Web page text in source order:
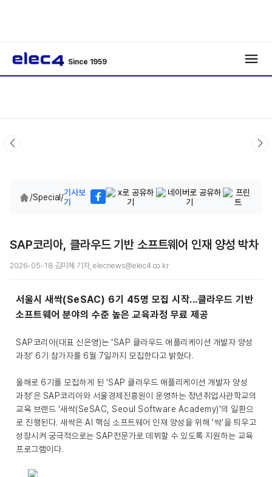
Since 1959
/Special/기사보
기
SAP코리아, 클라우드 기반 소프트웨어 인재 양성 박차
2026-05-18 김미혜 기자, elecnews@elec4.co.kr
서울시 새싹(SeSAC) 6기 45명 모집 시작...클라우드 기반
소프트웨어 분야의 수준 높은 교육과정 무료 제공
SAP코리아(대표 신은영)는 'SAP 클라우드 애플리케이션 개발자 양성
과정' 6기 참가자를 6월 7일까지 모집한다고 밝혔다.
올해로 6기를 모집하게 된 ‘SAP 클라우드 애플리케이션 개발자 양성
과정’은 SAP코리아와 서울경제진흥원이 운영하는 청년취업사관학교의
교육 브랜드 '새싹(SeSAC, Seoul Software Academy)'의 일환으
로 진행된다. 새싹은 AI 핵심 소프트웨어 인재 양성을 위해 ‘싹’을 틔우고
성장시켜 궁극적으로는 SAP전문가로 데뷔할 수 있도록 지원하는 교육
프로그램이다.